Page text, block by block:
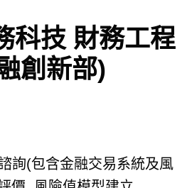
科技 財務工程
創新部)
詢(包含金融交易系統及風